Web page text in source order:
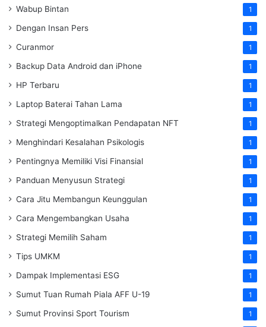
Wabup Bintan 1
Dengan Insan Pers 1
Curanmor 1
Backup Data Android dan iPhone 1
HP Terbaru 1
Laptop Baterai Tahan Lama 1
Strategi Mengoptimalkan Pendapatan NFT 1
Menghindari Kesalahan Psikologis 1
Pentingnya Memiliki Visi Finansial 1
Panduan Menyusun Strategi 1
Cara Jitu Membangun Keunggulan 1
Cara Mengembangkan Usaha 1
Strategi Memilih Saham 1
Tips UMKM 1
Dampak Implementasi ESG 1
Sumut Tuan Rumah Piala AFF U-19 1
Sumut Provinsi Sport Tourism 1